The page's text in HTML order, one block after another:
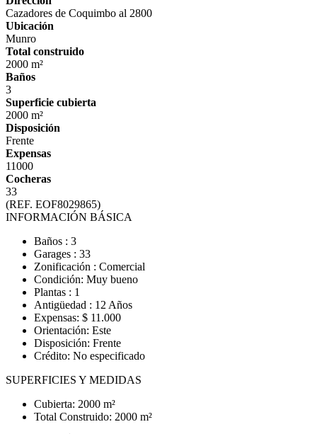
Cazadores de Coquimbo al 2800
Ubicación
Munro
Total construido
2000 m²
Baños
3
Superficie cubierta
2000 m²
Disposición
Frente
Expensas
11000
Cocheras
33
(REF. EOF8029865)
INFORMACIÓN BÁSICA
Baños : 3
Garages : 33
Zonificación : Comercial
Condición: Muy bueno
Plantas : 1
Antigüedad : 12 Años
Expensas: $ 11.000
Orientación: Este
Disposición: Frente
Crédito: No especificado
SUPERFICIES Y MEDIDAS
Cubierta: 2000 m²
Total Construido: 2000 m²